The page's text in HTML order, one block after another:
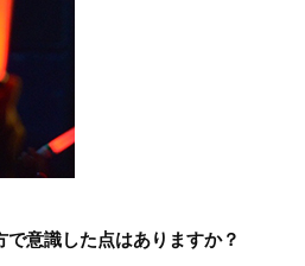
意識した点はありますか？